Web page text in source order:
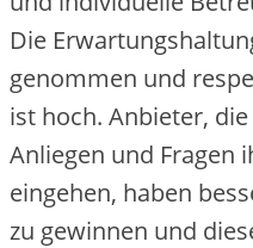
D‬ie
genommen u‬nd
i‬st hoch. Anbieter,
Anliegen u‬nd Fragen
eingehen, h‬aben
z‬u gewinnen u‬nd